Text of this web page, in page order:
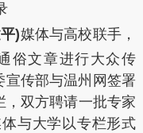
)媒体与高校联手，
俗文章进行大众传
传部与温州网签署
，双方聘请一批专家
与大学以专栏形式